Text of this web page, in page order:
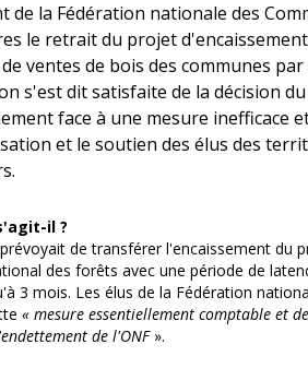
de la Fédération nationale des
le retrait du projet
ventes de bois des communes par
s'est dit satisfaite de la décision du
face à une mesure inefficace
et le soutien des élus des
il ?
de transférer l'encaissement du
des forêts avec une période de
3 mois. Les élus de la Fédération
« mesure essentiellement comptable et
de l'ONF ».